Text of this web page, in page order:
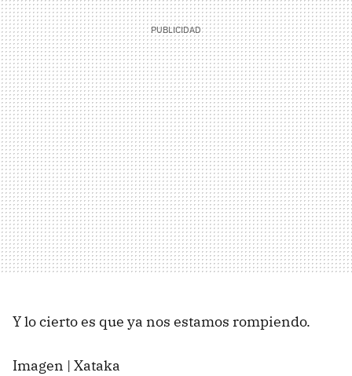
Y lo cierto es que ya nos estamos rompiendo.
Imagen | Xataka